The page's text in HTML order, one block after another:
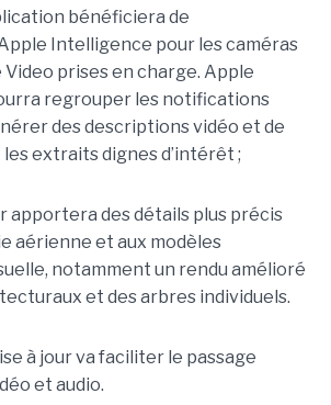
bénéficiera de
Intelligence pour les caméras
prises en charge. Apple
regrouper les notifications
des descriptions vidéo et de
extraits dignes d’intérêt ;
apportera des détails plus précis
aérienne et aux modèles
notamment un rendu amélioré
et des arbres individuels.
à jour va faciliter le passage
et audio.